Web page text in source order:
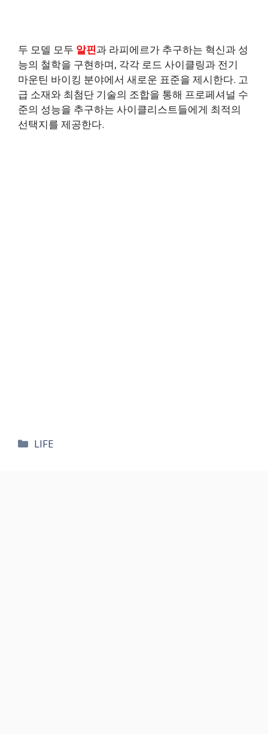
두 모델 모두 알핀과 라피에르가 추구하는 혁신과 성
능의 철학을 구현하며, 각각 로드 사이클링과 전기
마운틴 바이킹 분야에서 새로운 표준을 제시한다. 고
급 소재와 최첨단 기술의 조합을 통해 프로페셔널 수
준의 성능을 추구하는 사이클리스트들에게 최적의
선택지를 제공한다.
카
LIFE